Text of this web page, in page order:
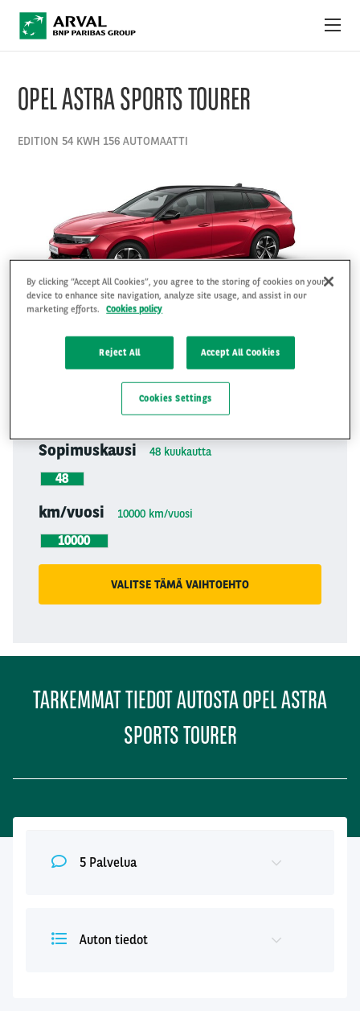
OPEL ASTRA SPORTS TOURER
EDITION 54 KWH 156 AUTOMAATTI
639
VAT
Included
rental
Sopimuskausi 48 kuukautta
48
km/vuosi 10000 km/vuosi
10000
VALITSE TÄMÄ VAIHTOEHTO
TARKEMMAT TIEDOT AUTOSTA OPEL ASTRA
SPORTS TOURER
5 Palvelua
Auton tiedot
KÄYTTÖ- JA SOPIMUSEHDOT
By clicking “Accept All Cookies”, you agree to the storing of cookies on your
device to enhance site navigation, analyze site usage, and assist in our
marketing efforts.
Cookies policy
Reject All Accept All Cookies
Cookies Settings